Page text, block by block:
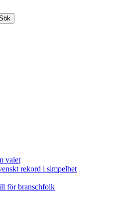
valet
rekord i simpelhet
för branschfolk